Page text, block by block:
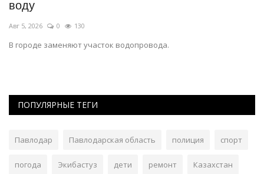
воду
Авг 5, 2026 0 130
В городе заменяют участок водопровода.
ПОПУЛЯРНЫЕ ТЕГИ
Павлодар Павлодарская область полиция спорт
погода Экибастуз дети ремонт Казахстан